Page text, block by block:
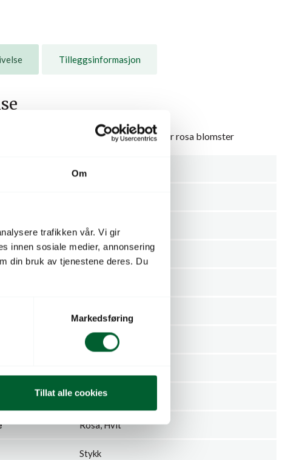
Om
trafikken vår. Vi gir
innen sosiale medier, annonsering
din bruk av tjenestene deres. Du
Markedsføring
Tillat alle cookies
Tilleggsinformasjon
med bittesmå, stjerneformede hvite eller rosa blomster
Sommer
Juli, Juni
Nei
aesculifolia
Rosa, Hvit
Stykk